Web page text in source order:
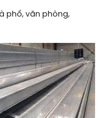
phố, văn phòng,